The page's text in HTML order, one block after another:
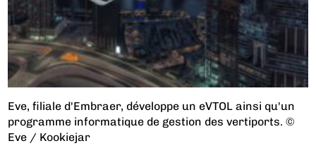
Eve, filiale d'Embraer, développe un eVTOL ainsi qu'un
programme informatique de gestion des vertiports. ©
Eve / Kookiejar